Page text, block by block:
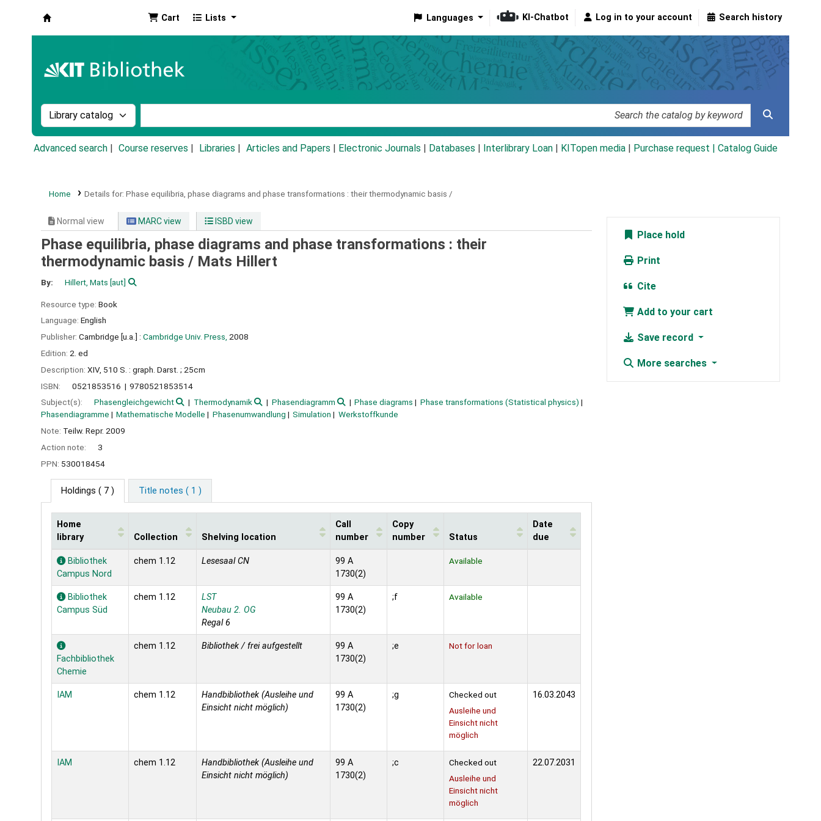
Cart Lists Languages KI-Chatbot Log in to your account Search history
Search the catalog by:
Advanced search Course reserves Libraries Articles and Papers Electronic Journals Databases Interlibrary Loan KITopen media Purchase request | Catalog Guide
Home Details for: Phase equilibria, phase diagrams and phase transformations : their thermodynamic basis /
Normal view MARC view ISBD view
Phase equilibria, phase diagrams and phase transformations : their
thermodynamic basis / Mats Hillert
By: Hillert, Mats [aut]
Resource type: Book
Language: English
Publisher: Cambridge [u.a.] : Cambridge Univ. Press, 2008
Edition: 2. ed
Description: XIV, 510 S. : graph. Darst. ; 25cm
ISBN:
0521853516
9780521853514
Subject(s):
Phasengleichgewicht Thermodynamik Phasendiagramm Phase diagrams
Phase transformations (Statistical physics)
Phasendiagramme
Mathematische Modelle Phasenumwandlung Simulation
Werkstoffkunde
Note: Teilw. Repr. 2009
Action note:
3
PPN: 530018454
Holdings ( 7 ) Title notes ( 1 )
Holdings
Home
library
Collection Shelving location
Call
number
Copy
number
Status
Date
due
Bibliothek
Campus Nord
chem 1.12 Lesesaal CN
99 A
1730(2)
Available
Bibliothek
Campus Süd
chem 1.12
LST
Neubau 2. OG
Regal 6
99 A
1730(2)
;f Available
Fachbibliothek
Chemie
chem 1.12 Bibliothek / frei aufgestellt
99 A
1730(2)
;e Not for loan
IAM chem 1.12
Handbibliothek (Ausleihe und
Einsicht nicht möglich)
99 A
1730(2)
;g
Checked out
Ausleihe und
Einsicht nicht
möglich
16.03.2043
IAM chem 1.12
Handbibliothek (Ausleihe und
Einsicht nicht möglich)
99 A
1730(2)
;c
Checked out
Ausleihe und
Einsicht nicht
möglich
22.07.2031
Place hold
Print
Cite
Add to your cart
Save record
More searches